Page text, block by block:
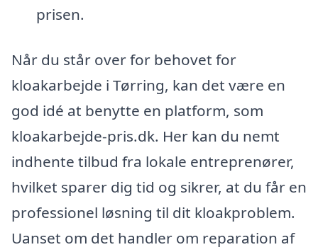
prisen.
Når du står over for behovet for
kloakarbejde i Tørring, kan det være en
god idé at benytte en platform, som
kloakarbejde-pris.dk. Her kan du nemt
indhente tilbud fra lokale entreprenører,
hvilket sparer dig tid og sikrer, at du får en
professionel løsning til dit kloakproblem.
Uanset om det handler om reparation af